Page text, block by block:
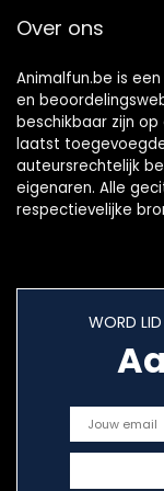
Over ons
Animalfun.be is
en
beschikbaar zijn
laatst
auteursrechtelijk
eigenaren. Alle
respectievelijke
WORD